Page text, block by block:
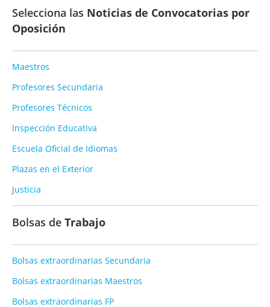
Selecciona las Noticias de Convocatorias por
Oposición
Maestros
Profesores Secundaria
Profesores Técnicos
Inspección Educativa
Escuela Oficial de Idiomas
Plazas en el Exterior
Justicia
Bolsas de Trabajo
Bolsas extraordinarias Secundaria
Bolsas extraordinarias Maestros
Bolsas extraordinarias FP